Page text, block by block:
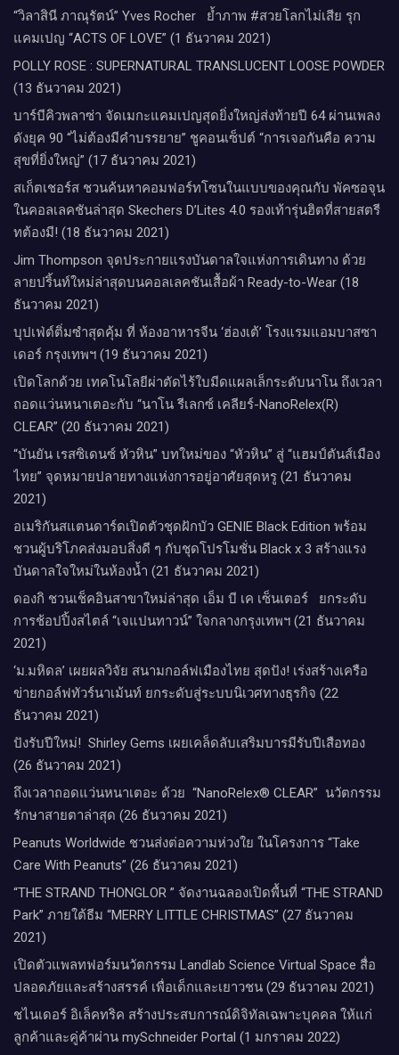
“วิลาสินี ภาณุรัตน์” Yves Rocher​ ย้ำภาพ #สวยโลกไม่เสีย รุก
แคมเปญ “ACTS OF LOVE” (1 ธันวาคม 2021)
POLLY ROSE : SUPERNATURAL TRANSLUCENT LOOSE POWDER
(13 ธันวาคม 2021)
บาร์บีคิวพลาซ่า จัดเมกะแคมเปญสุดยิ่งใหญ่ส่งท้ายปี 64 ผ่านเพลง
ดังยุค 90 “ไม่ต้องมีคำบรรยาย” ชูคอนเซ็ปต์ “การเจอกันคือ ความ
สุขที่ยิ่งใหญ่” (17 ธันวาคม 2021)
สเก็ตเชอร์ส ชวนค้นหาคอมฟอร์ทโซนในแบบของคุณกับ พัคซอจุน
ในคอลเลคชันล่าสุด Skechers D’Lites 4.0 รองเท้ารุ่นฮิตที่สายสตรี
ทต้องมี! (18 ธันวาคม 2021)
Jim Thompson จุดประกายแรงบันดาลใจแห่งการเดินทาง ด้วย
ลายปริ้นท์ใหม่ล่าสุดบนคอลเลคชันเสื้อผ้า Ready-to-Wear (18
ธันวาคม 2021)
บุปเฟ่ต์ติ่มซำสุดคุ้ม ที่ ห้อง​อาหารจีน​ ‘ฮ่องเต้’ โรงแรม​แอม​บาส​ซา​
เดอร์​ กรุงเทพฯ​ (19 ธันวาคม 2021)
เปิดโลกด้วย เทคโนโลยีผ่าตัดไร้ใบมีดแผลเล็กระดับนาโน ถึงเวลา
ถอดแว่นหนาเตอะกับ “นาโน รีเลกซ์ เคลียร์-NanoRelex(R)
CLEAR” (20 ธันวาคม 2021)
“บันยัน เรสซิเดนซ์ หัวหิน” บทใหม่ของ “หัวหิน” สู่ “แฮมป์ตันส์เมือง
ไทย” จุดหมายปลายทางแห่งการอยู่อาศัยสุดหรู (21 ธันวาคม
2021)
อเมริกันสแตนดาร์ดเปิดตัวชุดฝักบัว GENIE Black Edition พร้อม
ชวนผู้บริโภคส่งมอบสิ่งดี ๆ กับชุดโปรโมชั่น Black x 3 สร้างแรง
บันดาลใจใหม่ในห้องน้ำ (21 ธันวาคม 2021)
ดองกิ ชวนเช็คอินสาขาใหม่ล่าสุด เอ็ม บี เค เซ็นเตอร์ ยกระดับ
การช้อปปิ้งสไตล์ “เจแปนทาวน์” ใจกลางกรุงเทพฯ (21 ธันวาคม
2021)
‘ม.มหิดล’ เผยผลวิจัย สนามกอล์ฟเมืองไทย สุดปัง! เร่งสร้างเครือ
ข่ายกอล์ฟทัวร์นาเม้นท์ ยกระดับสู่ระบบนิเวศทางธุรกิจ (22
ธันวาคม 2021)
ปังรับปีใหม่​! ​ Shirley Gems เผยเคล็ดลับ​เสริมบารมีรับปีเสือทอง
(26 ธันวาคม 2021)
ถึงเวลาถอดแว่นหนาเตอะ ด้วย “NanoRelex® CLEAR” นวัตกรรม
รักษาสายตาล่าสุด (26 ธันวาคม 2021)
Peanuts Worldwide ชวนส่งต่อความห่วงใย​ ​ในโครงการ “Take
Care With Peanuts” (26 ธันวาคม 2021)
“THE STRAND THONGLOR ” จัดงานฉลองเปิดพื้นที่ “THE STRAND
Park” ภายใต้ธีม “MERRY LITTLE CHRISTMAS” (27 ธันวาคม
2021)
เปิดตัวแพลทฟอร์มนวัตกรรม Landlab Science Virtual Space สื่อ
ปลอดภัยและสร้างสรรค์ เพื่อเด็กและเยาวชน (29 ธันวาคม 2021)
ชไนเดอร์ อิเล็คทริค สร้างประสบการณ์ดิจิทัลเฉพาะบุคคล ให้แก่
ลูกค้าและคู่ค้าผ่าน mySchneider Portal (1 มกราคม 2022)